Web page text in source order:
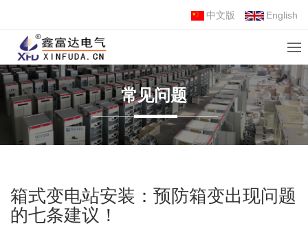
中文版 English
常见问题
箱式变电站安装：预防箱变出现问题
的七条建议！